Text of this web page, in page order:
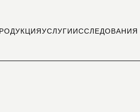
УСЛУГИ